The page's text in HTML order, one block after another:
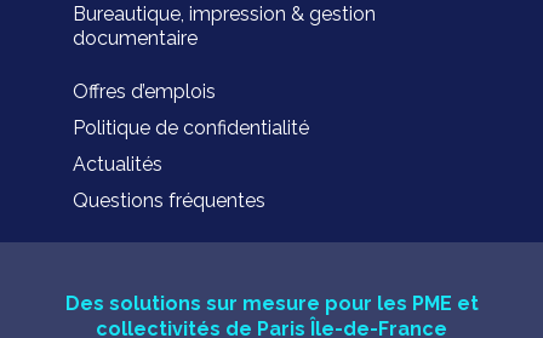
Bureautique, impression & gestion
documentaire
Offres d’emplois
Politique de confidentialité
Actualités
Questions fréquentes
Des solutions sur mesure pour les PME et
collectivités de Paris Île-de-France